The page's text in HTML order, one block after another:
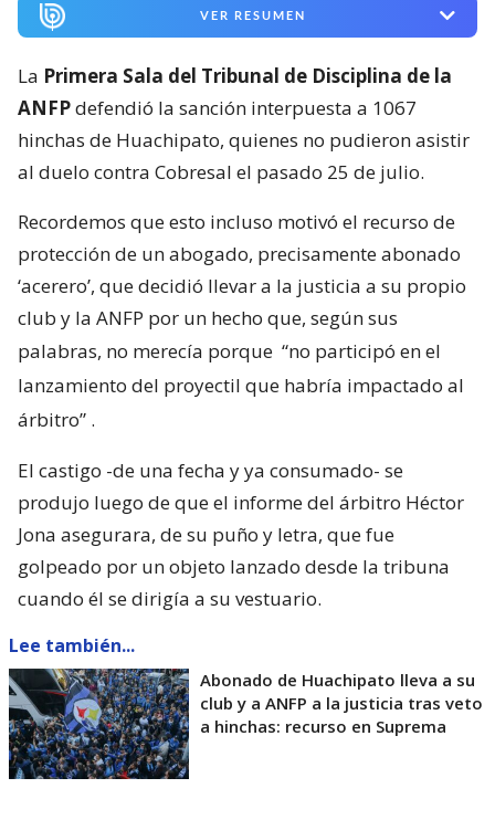
VER RESUMEN
La Primera Sala del Tribunal de Disciplina de la
ANFPdefendió la sanción interpuesta a 1067
hinchas de Huachipato, quienes no pudieron asistir
al duelo contra Cobresal el pasado 25 de julio.
Recordemos que esto incluso motivó el recurso de
protección de un abogado, precisamente abonado
‘acerero’, que decidió llevar a la justicia a su propio
club y la ANFP por un hecho que, según sus
palabras, no merecía porque “no participó en el
lanzamiento del proyectil que habría impactado al
árbitro” .
El castigo -de una fecha y ya consumado- se
produjo luego de que el informe del árbitro Héctor
Jona asegurara, de su puño y letra, que fue
golpeado por un objeto lanzado desde la tribuna
cuando él se dirigía a su vestuario.
Lee también...
Abonado de Huachipato lleva a su
club y a ANFP a la justicia tras veto
a hinchas: recurso en Suprema